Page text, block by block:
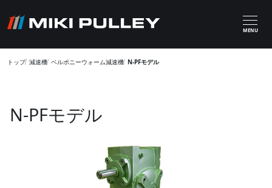
MENU
トップ 減速機 ベルポニーウォーム減速機 N-PFモデル
N-PFモデル